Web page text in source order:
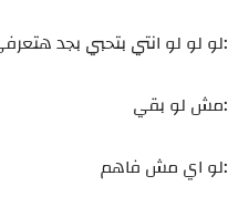
لو لو انتي بتحبي بجد
لو بقي
اي مش فاهم